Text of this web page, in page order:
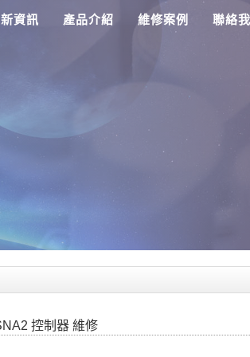
資訊 產品介紹 維修案例 聯絡
控制器 維修